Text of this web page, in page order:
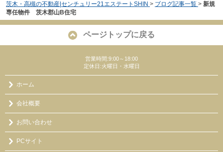
茨木・高槻の不動産|センチュリー21エステートSHIN > ブログ記事一覧 > 新規
専任物件 茨木郡山B住宅
ページトップに戻る
営業時間:9:00～18:00
定休日:火曜日・水曜日
ホーム
会社概要
お問い合わせ
PCサイト